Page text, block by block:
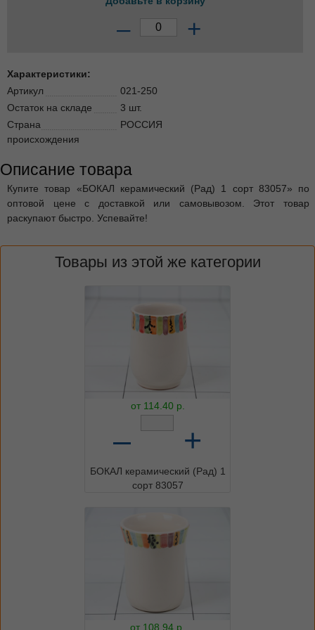
– +
Характеристики:
Артикул
021-250
Остаток на складе
3 шт.
Страна
происхождения
РОССИЯ
Описание товара
Купите товар «БОКАЛ керамический (Рад) 1 сорт 83057» по
оптовой цене с доставкой или самовывозом. Этот товар
раскупают быстро. Успевайте!
Товары из этой же категории
от 114.40 р.
– +
БОКАЛ керамический (Рад) 1
сорт 83057
от 108.94 р.